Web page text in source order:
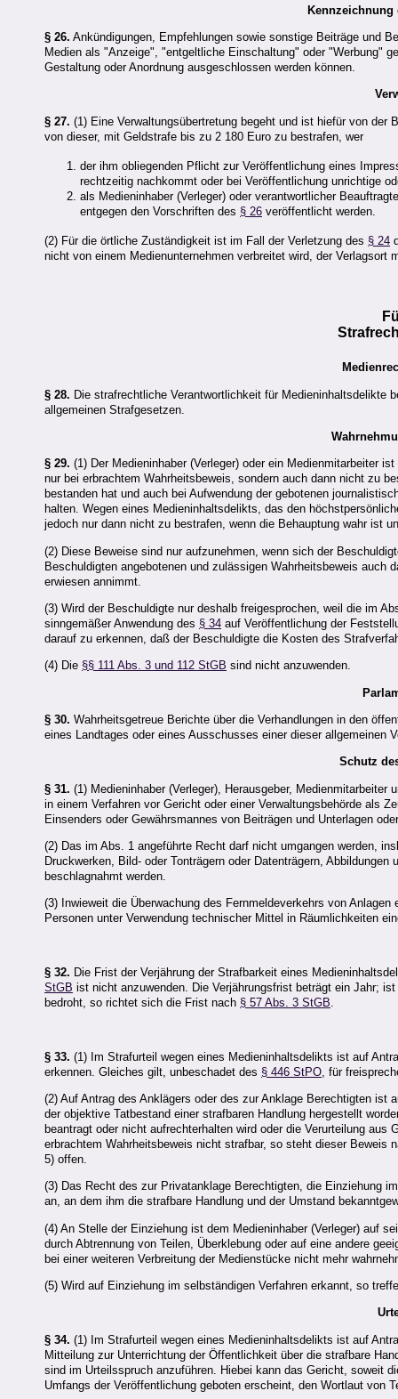
§ 26. Ankündigungen, Empfehlungen sowie sonstige Beiträge und
Medien als "Anzeige", "entgeltliche Einschaltung" oder "Werbung"
Gestaltung oder Anordnung ausgeschlossen werden können.
§ 27. (1) Eine Verwaltungsübertretung begeht und ist hiefür von der
von dieser, mit Geldstrafe bis zu 2 180 Euro zu bestrafen, wer
der ihm obliegenden Pflicht zur Veröffentlichung eines
rechtzeitig nachkommt oder bei Veröffentlichung unrichtige
als Medieninhaber (Verleger) oder verantwortlicher
entgegen den Vorschriften des § 26 veröffentlicht werden.
(2) Für die örtliche Zuständigkeit ist im Fall der Verletzung des § 24
nicht von einem Medienunternehmen verbreitet wird, der Verlagsort
§ 28. Die strafrechtliche Verantwortlichkeit für
allgemeinen Strafgesetzen.
§ 29. (1) Der Medieninhaber (Verleger) oder ein Medienmitarbeiter
nur bei erbrachtem Wahrheitsbeweis, sondern auch dann nicht zu
bestanden hat und auch bei Aufwendung der gebotenen
halten. Wegen eines Medieninhaltsdelikts, das den
jedoch nur dann nicht zu bestrafen, wenn die Behauptung wahr ist
(2) Diese Beweise sind nur aufzunehmen, wenn sich der
Beschuldigten angebotenen und zulässigen Wahrheitsbeweis
erwiesen annimmt.
(3) Wird der Beschuldigte nur deshalb freigesprochen, weil die im
sinngemäßer Anwendung des § 34 auf Veröffentlichung der
darauf zu erkennen, daß der Beschuldigte die Kosten des
(4) Die §§ 111 Abs. 3 und 112 StGB sind nicht anzuwenden.
§ 30. Wahrheitsgetreue Berichte über die Verhandlungen in den
eines Landtages oder eines Ausschusses einer dieser allgemeinen
Schutz
§ 31. (1) Medieninhaber (Verleger), Herausgeber,
in einem Verfahren vor Gericht oder einer Verwaltungsbehörde als
Einsenders oder Gewährsmannes von Beiträgen und Unterlagen
(2) Das im Abs. 1 angeführte Recht darf nicht umgangen werden,
Druckwerken, Bild- oder Tonträgern oder Datenträgern,
beschlagnahmt werden.
(3) Inwieweit die Überwachung des Fernmeldeverkehrs von
Personen unter Verwendung technischer Mittel in Räumlichkeiten
§ 32. Die Frist der Verjährung der Strafbarkeit eines
StGB ist nicht anzuwenden. Die Verjährungsfrist beträgt ein Jahr;
bedroht, so richtet sich die Frist nach § 57 Abs. 3 StGB.
§ 33. (1) Im Strafurteil wegen eines Medieninhaltsdelikts ist auf
erkennen. Gleiches gilt, unbeschadet des § 446 StPO , für
(2) Auf Antrag des Anklägers oder des zur Anklage Berechtigten ist
der objektive Tatbestand einer strafbaren Handlung hergestellt
beantragt oder nicht aufrechterhalten wird oder die Verurteilung
erbrachtem Wahrheitsbeweis nicht strafbar, so steht dieser Beweis
5) offen.
(3) Das Recht des zur Privatanklage Berechtigten, die Einziehung
an, an dem ihm die strafbare Handlung und der Umstand
(4) An Stelle der Einziehung ist dem Medieninhaber (Verleger) auf
durch Abtrennung von Teilen, Überklebung oder auf eine andere
bei einer weiteren Verbreitung der Medienstücke nicht mehr
(5) Wird auf Einziehung im selbständigen Verfahren erkannt, so
§ 34. (1) Im Strafurteil wegen eines Medieninhaltsdelikts ist auf
Mitteilung zur Unterrichtung der Öffentlichkeit über die strafbare
sind im Urteilsspruch anzuführen. Hiebei kann das Gericht, soweit
Umfangs der Veröffentlichung geboten erscheint, den Wortlaut von